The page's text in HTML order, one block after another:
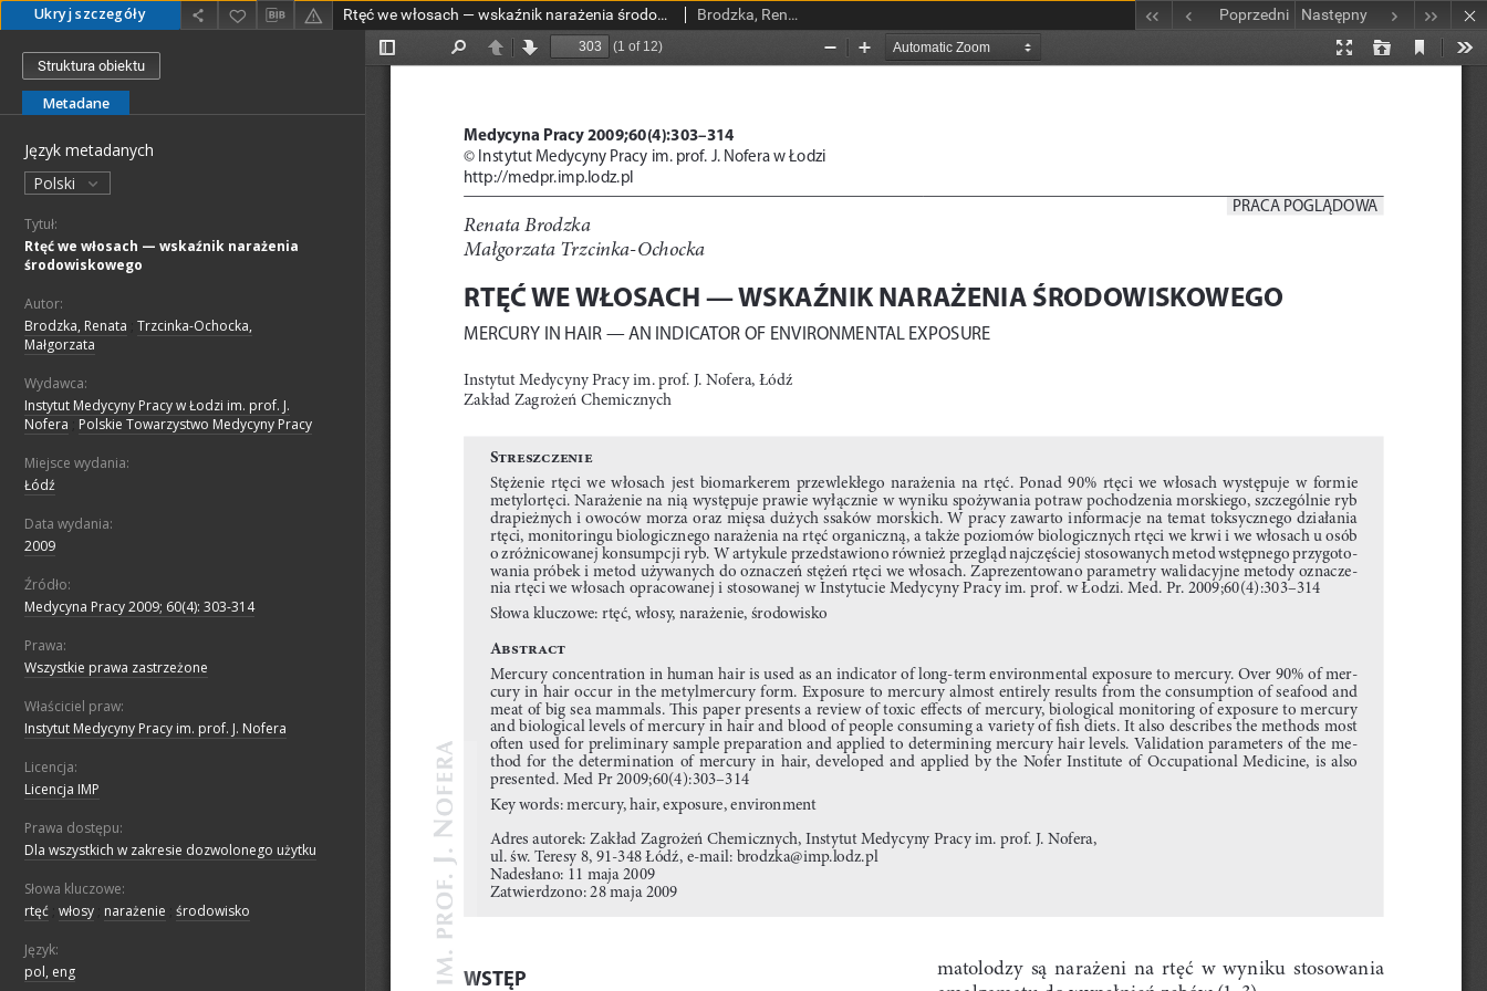
Ukryj szczegóły Rtęć we włosach — wskaźnik narażenia środowiskowego Brodzka, Renata; Trzcinka-Ochocka, Małgorzata Poprzedni Następny
Struktura obiektu
Metadane
Język metadanych
Polski
Tytuł:
Rtęć we włosach — wskaźnik narażenia
środowiskowego
Autor:
Brodzka, Renata Trzcinka-Ochocka,
Małgorzata
Wydawca:
Instytut Medycyny Pracy w Łodzi im. prof. J.
Nofera
Polskie Towarzystwo Medycyny Pracy
Miejsce wydania:
Łódź
Data wydania:
2009
Źródło:
Medycyna Pracy 2009; 60(4): 303-314
Prawa:
Wszystkie prawa zastrzeżone
Właściciel praw:
Instytut Medycyny Pracy im. prof. J. Nofera
Licencja:
Licencja IMP
Prawa dostępu:
Dla wszystkich w zakresie dozwolonego użytku
Słowa kluczowe:
rtęć włosy narażenie środowisko
Język:
pol, eng